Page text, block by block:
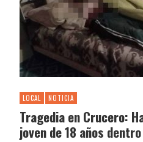
LOCAL NOTICIA
Tragedia en Crucero:
joven de 18 años